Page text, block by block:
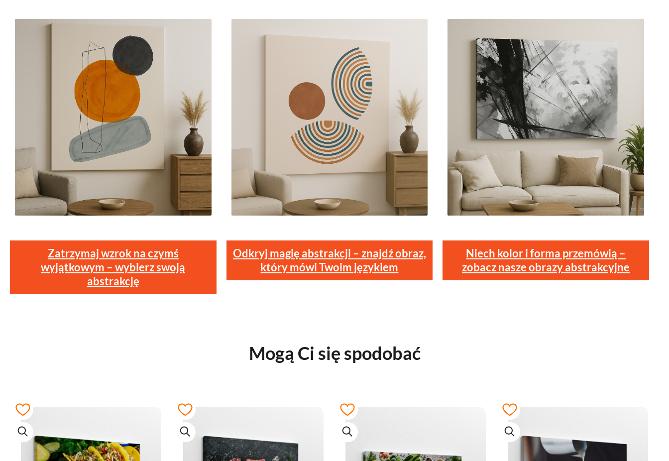
Zatrzymaj wzrok na czymś
wyjątkowym – wybierz swoją
abstrakcję
Odkryj magię abstrakcji – znajdź obraz,
który mówi Twoim językiem
Niech kolor i forma przemówią –
zobacz nasze obrazy abstrakcyjne
Mogą Ci się spodobać